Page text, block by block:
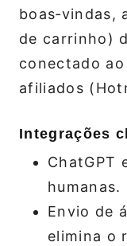
boas‑vindas,
de carrinho)
conectado
afiliados
Integrações
ChatGPT
humanas.
Envio de
elimina o